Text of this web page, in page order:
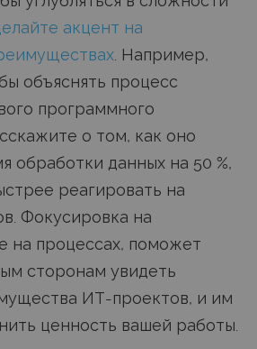
акцент на
. Например,
объяснять процесс
программного
о том, как оно
обработки данных на 50 %,
реагировать на
Фокусировка на
на процессах, поможет
сторонам увидеть
ИТ-проектов, и им
ценность вашей работы.